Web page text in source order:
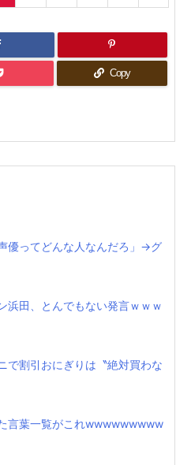
Copy
優ってどんな人なんだろ」→グ
浜田、とんでもない発言ｗｗｗ
割引おにぎりは〝絶対買わな
言葉一覧がこれwwwwwwwww